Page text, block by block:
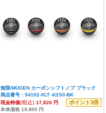
無限/MUGEN カーボンシフトノブ ブラック
商品番号：54102-XLT -K2S0-BK
現金特価(税込) 17,820 円 ポイント3倍
本体価格 19,800 円